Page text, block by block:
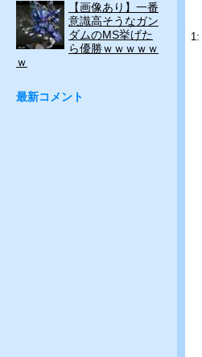
1:
【画像あり】一番
意識高そうなガン
ダムのMS挙げた
ら優勝ｗｗｗｗｗ
ｗ
最新コメント